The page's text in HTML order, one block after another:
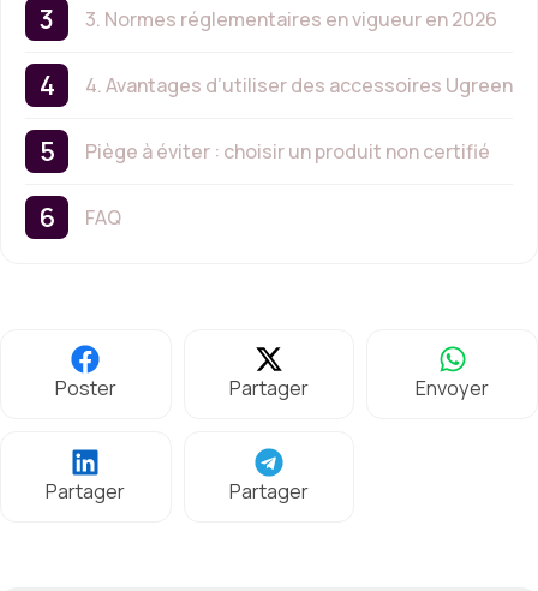
3. Normes réglementaires en vigueur en 2026
4. Avantages d’utiliser des accessoires Ugreen
Piège à éviter : choisir un produit non certifié
FAQ
Poster Partager Envoyer
Partager Partager